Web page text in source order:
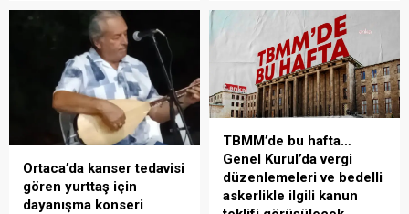
bir mücadeleyle, Karabağ’ın
özgürlüğüne kavuşmasını
Azerbaycan’la tek yürek
olarak kutluyoruz”
ifadelerini kullandı. CHP
Genel Başkanı Özgür Özel’in
Azirbaycan’nı Zafer Günü’nü
sosyal medya hesabı
üzerinden yaptığı
paylaşımla kutladı. Özel,
şunları kaydetti: “Bugün...
Bankası Başkanı Fatih
Karahan, bilgilendirme
yapacak. Milli Dayanışma
Kardeşlik ve Demokrasi
Komisyonu bu hafta 14.
toplantısını gerçekleştirecek.
TBMM Genel Kurulu’nda,
trafik cezalarının
artırılmasını öngören teklifin
görüşülmesi bekleniyor.
28’nci Dönem Dördüncü
Ortaca’da kanser tedavisi
gören yurttaş için
dayanışma konseri
TBMM’de bu hafta…
Genel Kurul’da vergi
düzenlemeleri ve bedelli
askerlikle ilgili kanun